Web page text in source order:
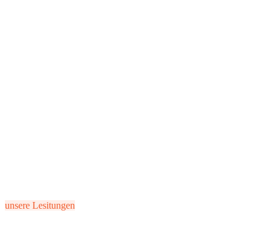
unsere Lesitungen